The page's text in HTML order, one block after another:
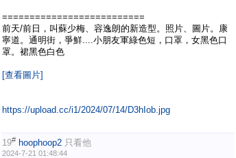
==========================
前天/前日，叫蘇少梅、容逸朗的新造型。照片、圖片。康
寧道。通明街，爭鮮....小朋友軍綠色短，口罩，女黑色口
罩。裙黑色白色
[查看圖片]
https://upload.cc/i1/2024/07/14/D3hIob.jpg
19# hoophoop2 只看他
2024-7-21 01:48:44